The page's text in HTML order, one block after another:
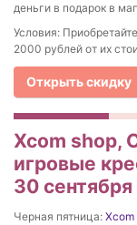
деньги в подарок в
Условия:
2000 рублей от их
Открыть скидку
Xcom shop,
игровые
30
Черная пятница: Xcom